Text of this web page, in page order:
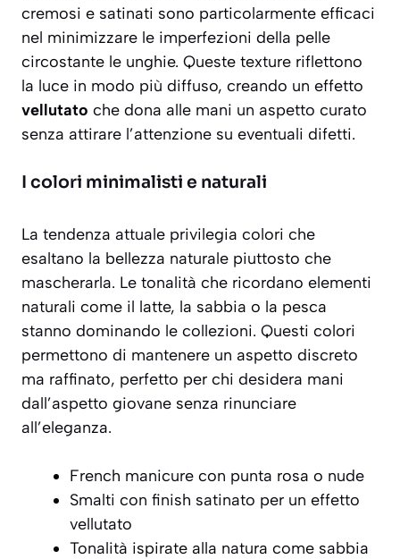
cremosi e satinati sono particolarmente efficaci
nel minimizzare le imperfezioni della pelle
circostante le unghie. Queste texture riflettono
la luce in modo più diffuso, creando un effetto
vellutato che dona alle mani un aspetto curato
senza attirare l’attenzione su eventuali difetti.
I colori minimalisti e naturali
La tendenza attuale privilegia colori che
esaltano la bellezza naturale piuttosto che
mascherarla. Le tonalità che ricordano elementi
naturali come il latte, la sabbia o la pesca
stanno dominando le collezioni. Questi colori
permettono di mantenere un aspetto discreto
ma raffinato, perfetto per chi desidera mani
dall’aspetto giovane senza rinunciare
all’eleganza.
French manicure con punta rosa o nude
Smalti con finish satinato per un effetto
vellutato
Tonalità ispirate alla natura come sabbia